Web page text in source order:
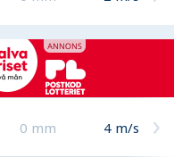
0 mm 4 m/s